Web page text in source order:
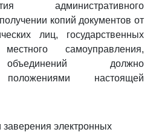
административного
копий документов от
лиц, государственных
самоуправления,
должно
положениями настоящей
заверения электронных